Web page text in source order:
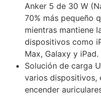
Anker 5 de 30 W
70% más pequeño
mientras mantiene
dispositivos como
Max, Galaxy y iPad.
Solución de carga
varios dispositivos,
encender